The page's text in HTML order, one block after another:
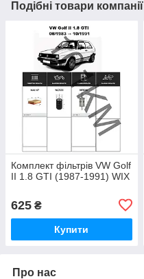
Подібні товари компанії
Комплект фільтрів VW Golf
II 1.8 GTI (1987-1991) WIX
625 ₴
Купити
Про нас